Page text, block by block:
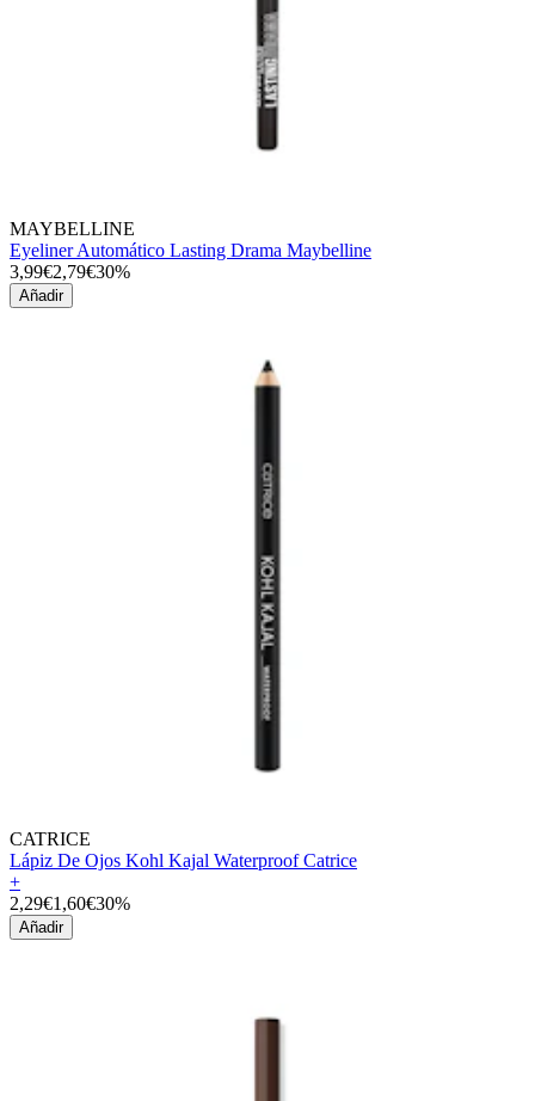
MAYBELLINE
Eyeliner Automático Lasting Drama Maybelline
3,99€2,79€30%
Añadir
CATRICE
Lápiz De Ojos Kohl Kajal Waterproof Catrice
+
2,29€1,60€30%
Añadir